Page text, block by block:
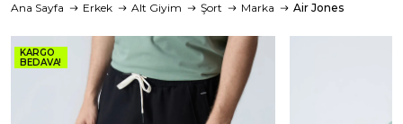
Ana Sayfa Erkek Alt Giyim Şort Marka Air Jones
KARGO
BEDAVA!